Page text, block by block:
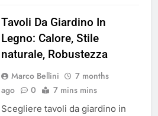
Tavoli Da Giardino In
Legno: Calore, Stile
naturale, Robustezza
Marco Bellini
7 months
ago
0 7 mins mins
Scegliere tavoli da giardino in